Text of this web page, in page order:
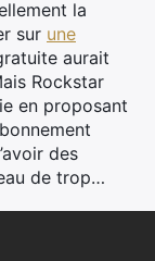
la
sur une
aurait
Rockstar
en proposant
des
de trop…